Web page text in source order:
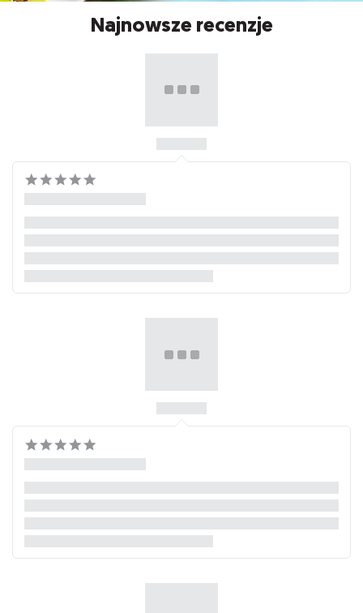
Najnowsze recenzje